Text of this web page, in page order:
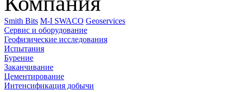
Smith Bits M-I SWACO Geoservices
Сервис и оборудование
Геофизические исследования
Испытания
Бурение
Заканчивание
Цементирование
Интенсификация добычи